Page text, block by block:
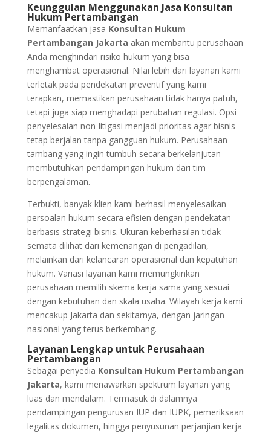
Keunggulan Menggunakan Jasa Konsultan
Hukum Pertambangan
Memanfaatkan jasa Konsultan Hukum
Pertambangan Jakarta akan membantu perusahaan
Anda menghindari risiko hukum yang bisa
menghambat operasional. Nilai lebih dari layanan kami
terletak pada pendekatan preventif yang kami
terapkan, memastikan perusahaan tidak hanya patuh,
tetapi juga siap menghadapi perubahan regulasi. Opsi
penyelesaian non-litigasi menjadi prioritas agar bisnis
tetap berjalan tanpa gangguan hukum. Perusahaan
tambang yang ingin tumbuh secara berkelanjutan
membutuhkan pendampingan hukum dari tim
berpengalaman.
Terbukti, banyak klien kami berhasil menyelesaikan
persoalan hukum secara efisien dengan pendekatan
berbasis strategi bisnis. Ukuran keberhasilan tidak
semata dilihat dari kemenangan di pengadilan,
melainkan dari kelancaran operasional dan kepatuhan
hukum. Variasi layanan kami memungkinkan
perusahaan memilih skema kerja sama yang sesuai
dengan kebutuhan dan skala usaha. Wilayah kerja kami
mencakup Jakarta dan sekitarnya, dengan jaringan
nasional yang terus berkembang.
Layanan Lengkap untuk Perusahaan
Pertambangan
Sebagai penyedia Konsultan Hukum Pertambangan
Jakarta, kami menawarkan spektrum layanan yang
luas dan mendalam. Termasuk di dalamnya
pendampingan pengurusan IUP dan IUPK, pemeriksaan
legalitas dokumen, hingga penyusunan perjanjian kerja